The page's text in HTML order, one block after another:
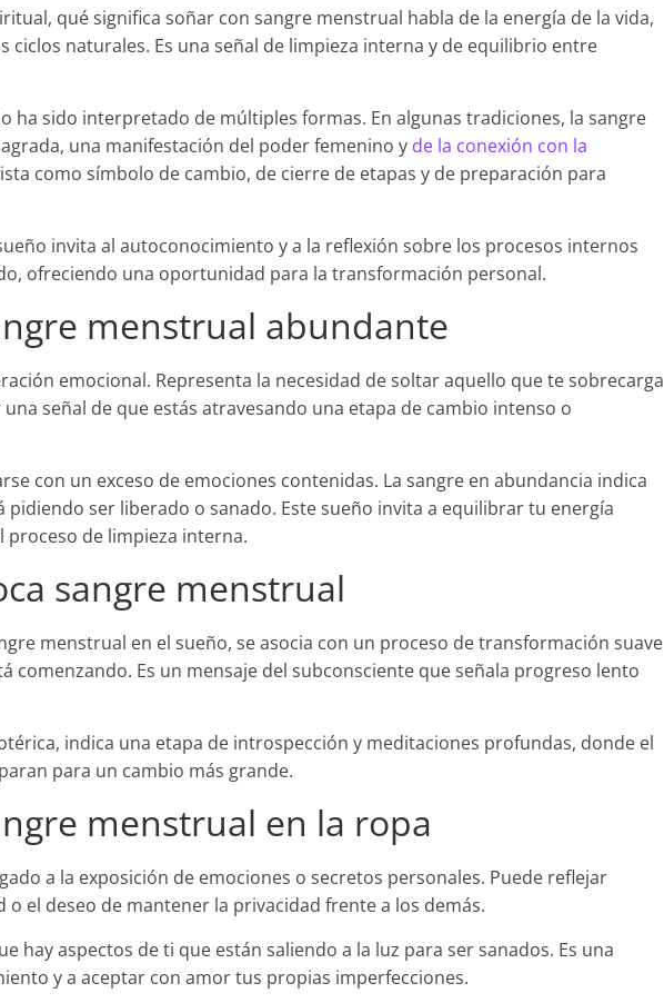
qué significa soñar con sangre menstrual habla de la energía de la vida,
ciclos naturales. Es una señal de limpieza interna y de equilibrio entre
ha sido interpretado de múltiples formas. En algunas tradiciones, la sangre
una manifestación del poder femenino y de la conexión con la
como símbolo de cambio, de cierre de etapas y de preparación para
invita al autoconocimiento y a la reflexión sobre los procesos internos
ofreciendo una oportunidad para la transformación personal.
menstrual abundante
emocional. Representa la necesidad de soltar aquello que te sobrecarga
señal de que estás atravesando una etapa de cambio intenso o
con un exceso de emociones contenidas. La sangre en abundancia indica
pidiendo ser liberado o sanado. Este sueño invita a equilibrar tu energía
proceso de limpieza interna.
sangre menstrual
menstrual en el sueño, se asocia con un proceso de transformación suave
comenzando. Es un mensaje del subconsciente que señala progreso lento
indica una etapa de introspección y meditaciones profundas, donde el
para un cambio más grande.
menstrual en la ropa
a la exposición de emociones o secretos personales. Puede reflejar
o el deseo de mantener la privacidad frente a los demás.
hay aspectos de ti que están saliendo a la luz para ser sanados. Es una
y a aceptar con amor tus propias imperfecciones.